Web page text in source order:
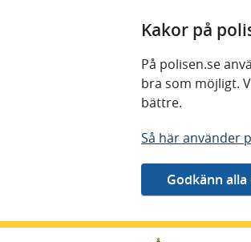
Kakor på
På polisen.se
bra som möjligt.
bättre.
Så här använder